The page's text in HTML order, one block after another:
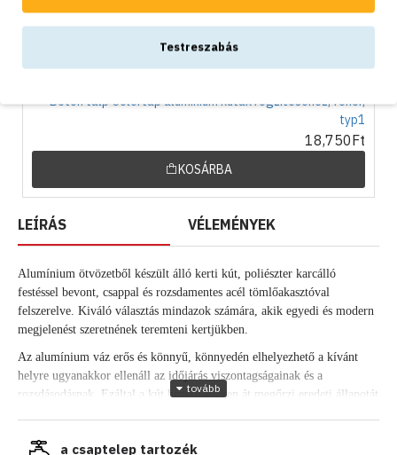
Beton talp Colortap alumínium kutak rögzítéséhez, fehér,
typ1
18,750Ft
KOSÁRBA
LEÍRÁS VÉLEMÉNYEK
Alumínium ötvözetből készült álló kerti kút, poliészter karcálló
festéssel bevont, csappal és rozsdamentes acél tömlőakasztóval
felszerelve. Kiváló választás mindazok számára, akik egyedi és modern
megjelenést szeretnének teremteni kertjükben.
Az alumínium váz erős és könnyű, könnyedén elhelyezhető a kívánt
helyre ugyanakkor ellenáll az időjárás viszontagságainak és a
rozsdásodásnak. Ezáltal a kút hosszú éveken át megőrzi eredeti állapotát
Ez a modern színes kerti kút nem csak a funkcionalitást és a
a csaptelep tartozék
Testreszabás